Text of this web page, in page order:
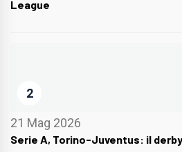
League
2
21 Mag 2026
Serie A, Torino-Juventus: il